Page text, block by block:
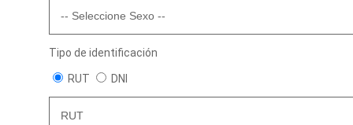
Tipo de identificación
RUT DNI